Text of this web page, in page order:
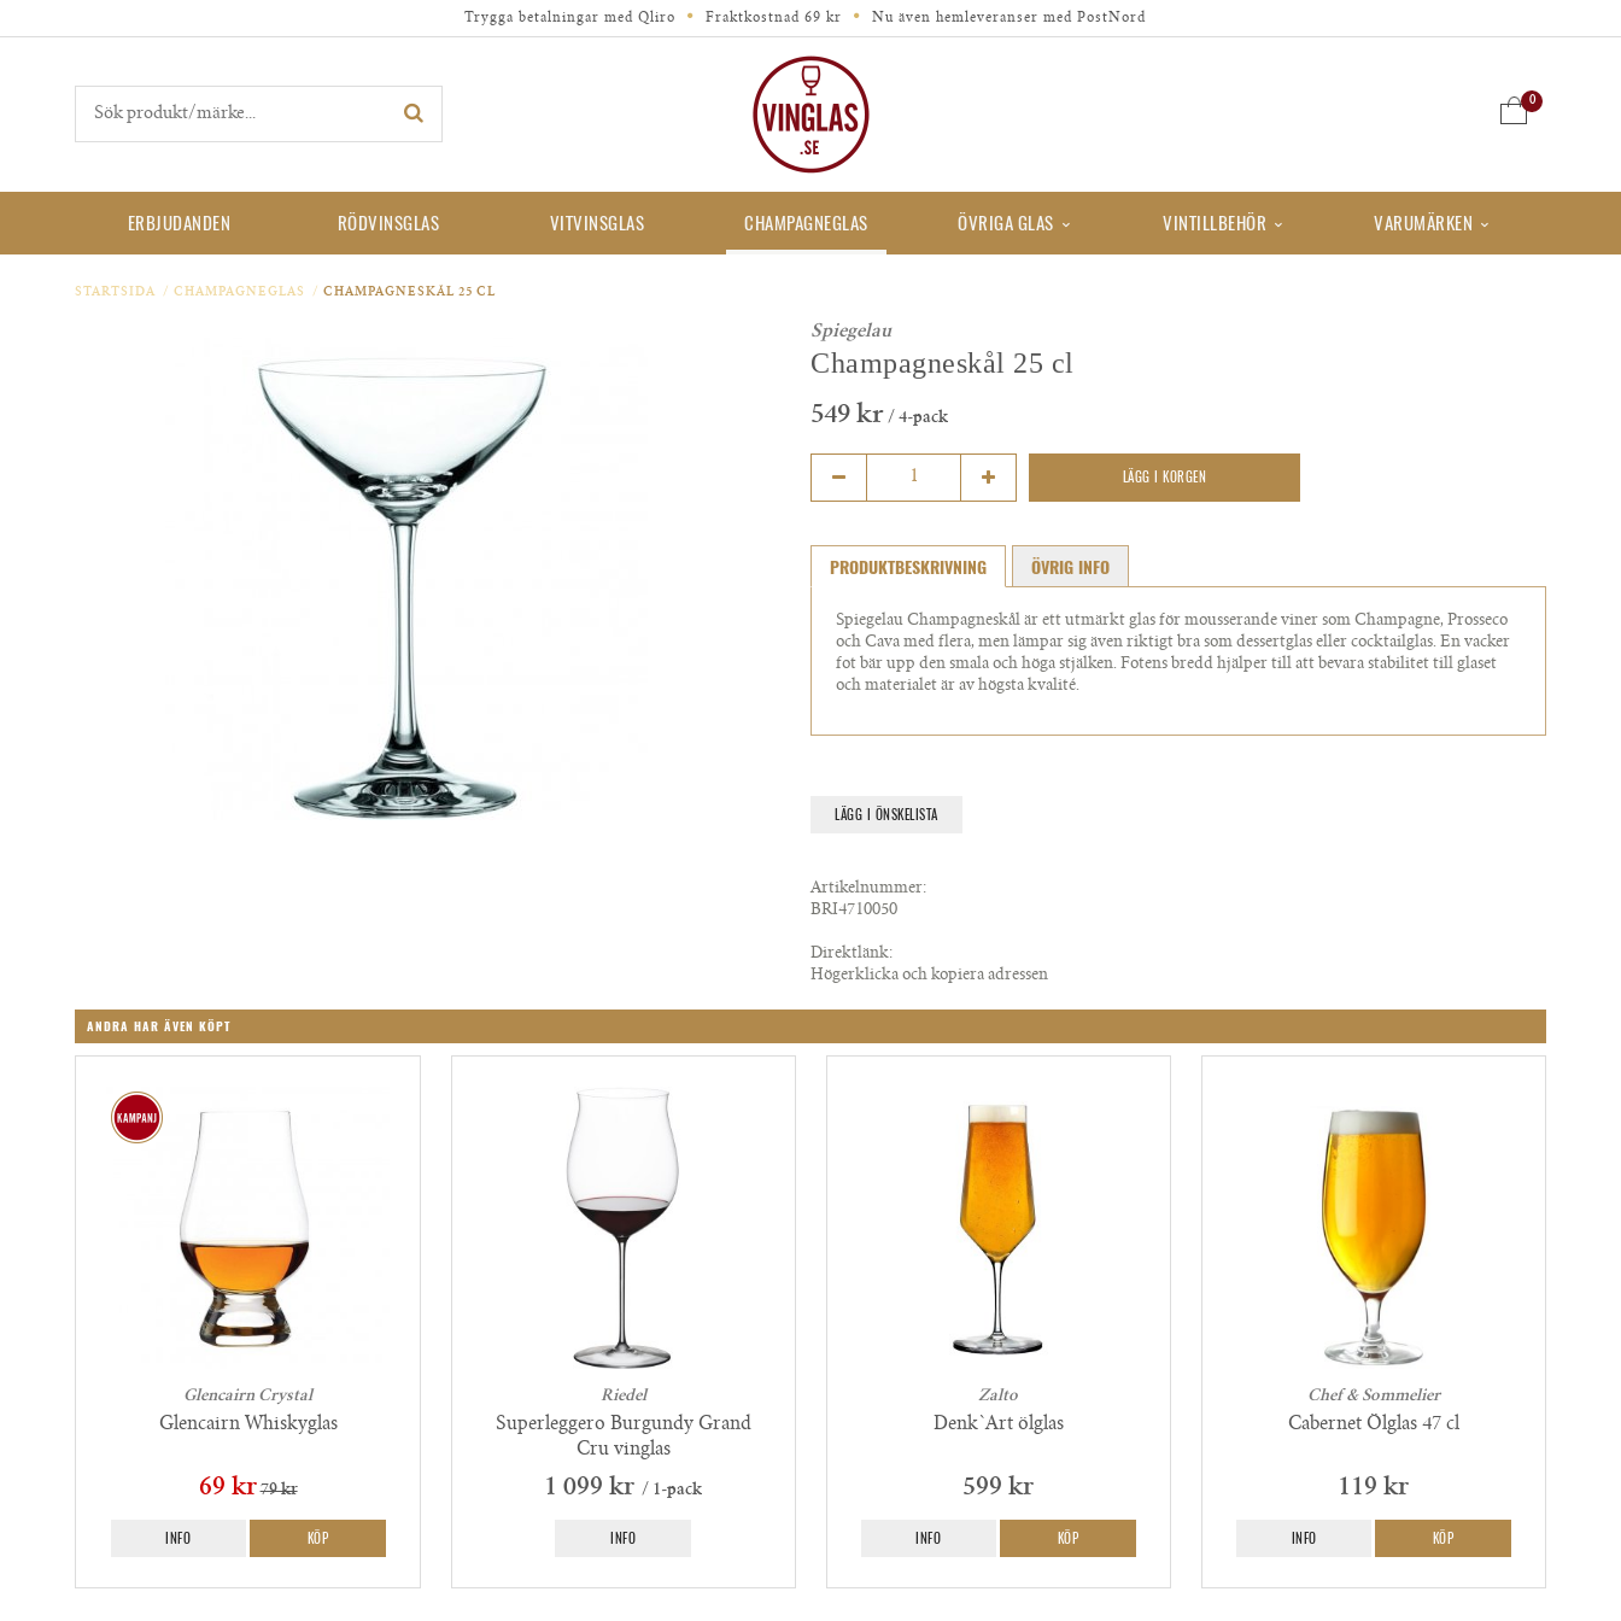
Trygga betalningar med Qliro Fraktkostnad 69 kr Nu även hemleveranser med PostNord
0
ERBJUDANDEN RÖDVINSGLAS VITVINSGLAS CHAMPAGNEGLAS ÖVRIGA GLAS VINTILLBEHÖR VARUMÄRKEN
STARTSIDA / CHAMPAGNEGLAS / CHAMPAGNESKÅL 25 CL
Spiegelau
Champagneskål 25 cl
549 kr / 4-pack
LÄGG I KORGEN
PRODUKTBESKRIVNING ÖVRIG INFO
Spiegelau Champagneskål är ett utmärkt glas för mousserande viner som Champagne, Prosseco
och Cava med flera, men lämpar sig även riktigt bra som dessertglas eller cocktailglas. En vacker
fot bär upp den smala och höga stjälken. Fotens bredd hjälper till att bevara stabilitet till glaset
och materialet är av högsta kvalité.
LÄGG I ÖNSKELISTA
Artikelnummer:
BRI4710050
Direktlänk:
Högerklicka och kopiera adressen
ANDRA HAR ÄVEN KÖPT
Glencairn Crystal
Glencairn Whiskyglas
69 kr 79 kr
INFO KÖP
Riedel
Superleggero Burgundy Grand
Cru vinglas
1 099 kr / 1-pack
INFO
Zalto
Denk`Art ölglas
599 kr
INFO KÖP
Chef & Sommelier
Cabernet Ölglas 47 cl
119 kr
INFO KÖP